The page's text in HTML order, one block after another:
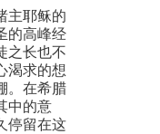
主耶稣的
的高峰经
之长也不
渴求的想
。在希腊
中的意
停留在这